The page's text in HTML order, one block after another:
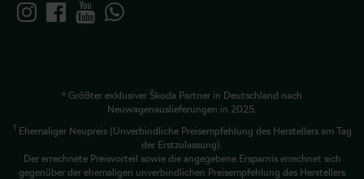
* Größter exklusiver Škoda Partner in Deutschland nach
Neuwagenauslieferungen in 2025.
1
Ehemaliger Neupreis (Unverbindliche Preisempfehlung des Herstellers am Tag
der Erstzulassung).
Der errechnete Preisvorteil sowie die angegebene Ersparnis errechnet sich
gegenüber der ehemaligen unverbindlichen Preisempfehlung des Herstellers